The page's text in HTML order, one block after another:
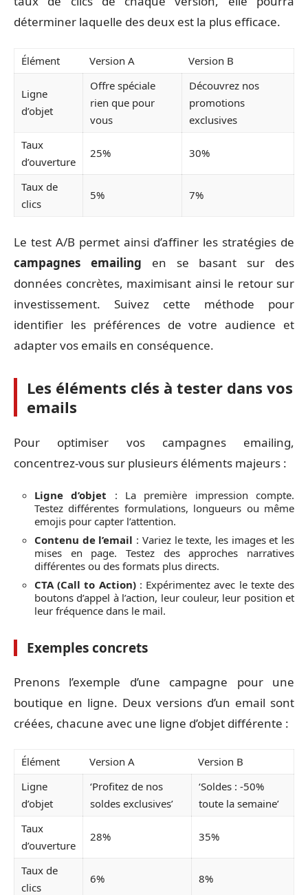
déterminer laquelle des deux est la plus efficace.
Élément Version A Version B
Ligne
d’objet
Offre spéciale
rien que pour
vous
Découvrez nos
promotions
exclusives
Taux
d’ouverture
25% 30%
Taux de
clics
5% 7%
Le test A/B permet ainsi d’affiner les stratégies de
campagnes emailing en se basant sur des
données concrètes, maximisant ainsi le retour sur
investissement. Suivez cette méthode pour
identifier les préférences de votre audience et
adapter vos emails en conséquence.
Les éléments clés à tester dans vos
emails
Pour optimiser vos campagnes emailing,
concentrez-vous sur plusieurs éléments majeurs :
Ligne d’objet : La première impression compte.
Testez différentes formulations, longueurs ou même
emojis pour capter l’attention.
Contenu de l’email : Variez le texte, les images et les
mises en page. Testez des approches narratives
différentes ou des formats plus directs.
CTA (Call to Action): Expérimentez avec le texte des
boutons d’appel à l’action, leur couleur, leur position et
leur fréquence dans le mail.
Exemples concrets
Prenons l’exemple d’une campagne pour une
boutique en ligne. Deux versions d’un email sont
créées, chacune avec une ligne d’objet différente :
Élément Version A
Version B
Ligne
d’objet
‘Profitez de nos
soldes exclusives’
‘Soldes : -50%
toute la semaine’
Taux
d’ouverture
28% 35%
Taux de
clics
6% 8%